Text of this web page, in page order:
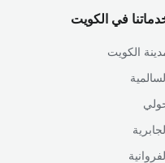
في الكويت
الكويت